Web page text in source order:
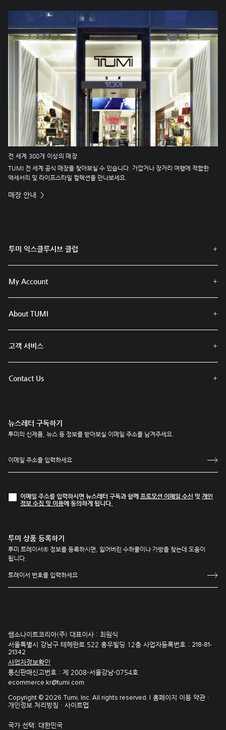
전 세계 300개 이상의 매장
TUMI 전 세계 공식 매장을 찾아보실 수 있습니다. 가깝거나 장거리 여행에 적합한
액세서리 및 라이프스타일 컬렉션을 만나보세요.
매장 안내
투미 익스클루시브 클럽
My Account
About TUMI
고객 서비스
Contact Us
뉴스레터 구독하기
투미의 신제품, 뉴스 등 정보를 받아보실 이메일 주소를 남겨주세요.
이메일 주소를 입력하시면 뉴스레터 구독과 함께 프로모션 이메일 수신 및 개인
정보 수집 및 이용에 동의하게 됩니다.
투미 상품 등록하기
투미 트레이서® 정보를 등록하시면, 잃어버린 수하물이나 가방을 찾는데 도움이
됩니다.
쌤소나이트코리아(주) 대표이사 : 최원식
서울특별시 강남구 테헤란로 522 홍우빌딩 12층 사업자등록번호 : 218-81-
21342
사업자정보확인
통신판매신고번호 : 제 2008-서울강남-0754호
ecommerce.kr@tumi.com
Copyright © 2026 Tumi, Inc. All rights reserved. |
홈페이지 이용 약관 ·
개인정보 처리방침 · 사이트맵
국가 선택: 대한민국